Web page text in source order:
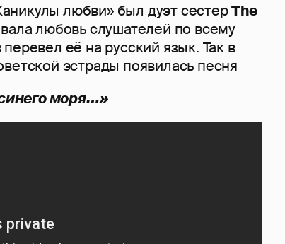
любви» был дуэт сестерThe
любовь слушателей по всему
её на русский язык. Так в
эстрады появилась песня
моря…»